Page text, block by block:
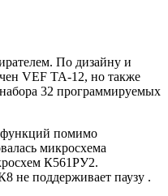
По дизайну и
VEF TA-12, но также
32 программируемых
функций помимо
микросхема
К561РУ2.
не поддерживает паузу .